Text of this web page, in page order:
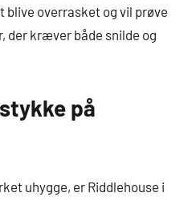
blive overrasket og vil prøve
kræver både snilde og
på
uhygge, er Riddlehouse i